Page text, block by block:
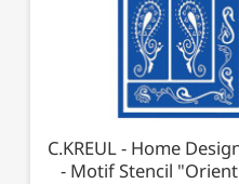
C.KREUL - Home
- Motif Stencil